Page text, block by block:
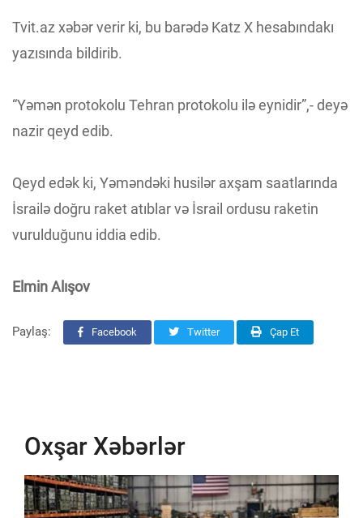
Tvit.az xəbər verir ki, bu barədə Katz X hesabındakı
yazısında bildirib.
“Yəmən protokolu Tehran protokolu ilə eynidir”,- deyə
nazir qeyd edib.
Qeyd edək ki, Yəməndəki husilər axşam saatlarında
İsrailə doğru raket atıblar və İsrail ordusu raketin
vurulduğunu iddia edib.
Elmin Alışov
Paylaş: Facebook Twitter Çap Et
Oxşar Xəbərlər